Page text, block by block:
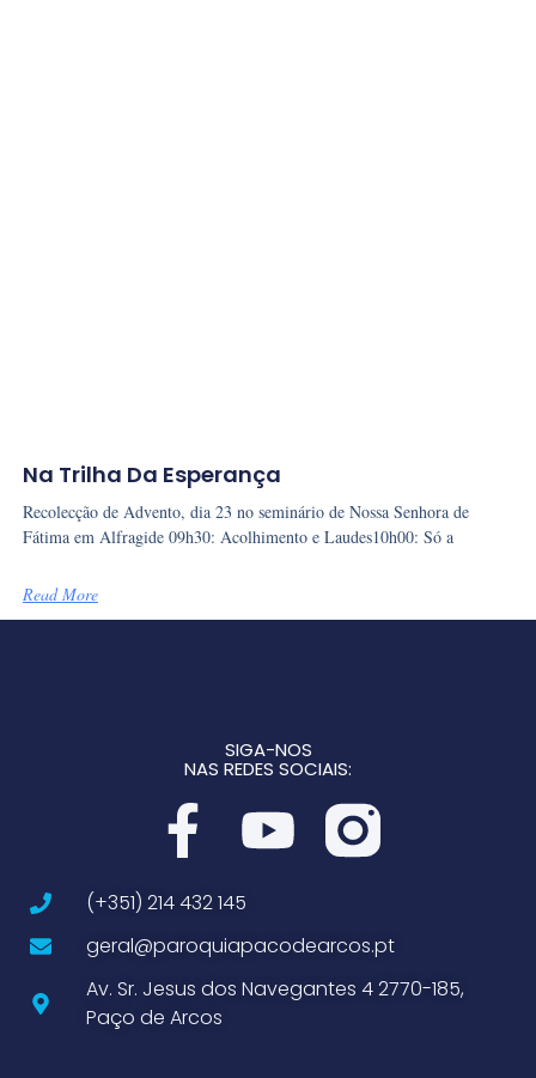
Na Trilha Da Esperança
Recolecção de Advento, dia 23 no seminário de Nossa Senhora de
Fátima em Alfragide 09h30: Acolhimento e Laudes10h00: Só a
Read More
SIGA-NOS
NAS REDES SOCIAIS:
(+351) 214 432 145
geral@paroquiapacodearcos.pt
Av. Sr. Jesus dos Navegantes 4 2770-185,
Paço de Arcos